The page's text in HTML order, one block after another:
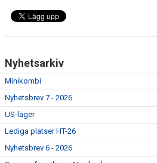
Nyhetsarkiv
Minikombi
Nyhetsbrev 7 - 2026
US-läger
Lediga platser HT-26
Nyhetsbrev 6 - 2026